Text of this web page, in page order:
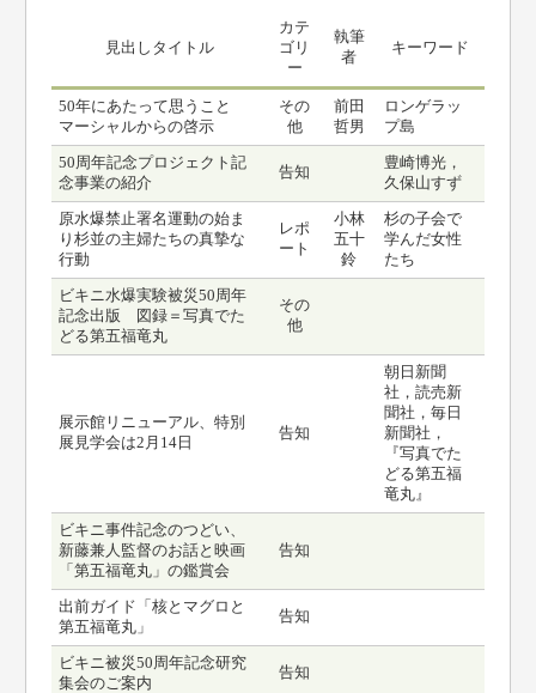
見出しタイトル
カテ
ゴリ
ー
執筆
者
キーワード
50年にあたって思うこと
マーシャルからの啓示
その
他
前田
哲男
ロンゲラッ
プ島
50周年記念プロジェクト記
念事業の紹介
告知
豊崎博光，
久保山すず
原水爆禁止署名運動の始ま
り杉並の主婦たちの真摯な
行動
レポ
ート
小林
五十
鈴
杉の子会で
学んだ女性
たち
ビキニ水爆実験被災50周年
記念出版 図録＝写真でた
どる第五福竜丸
その
他
展示館リニューアル、特別
展見学会は2月14日
告知
朝日新聞
社，読売新
聞社，毎日
新聞社，
『写真でた
どる第五福
竜丸』
ビキニ事件記念のつどい、
新藤兼人監督のお話と映画
「第五福竜丸」の鑑賞会
告知
出前ガイド「核とマグロと
第五福竜丸」
告知
ビキニ被災50周年記念研究
集会のご案内
告知